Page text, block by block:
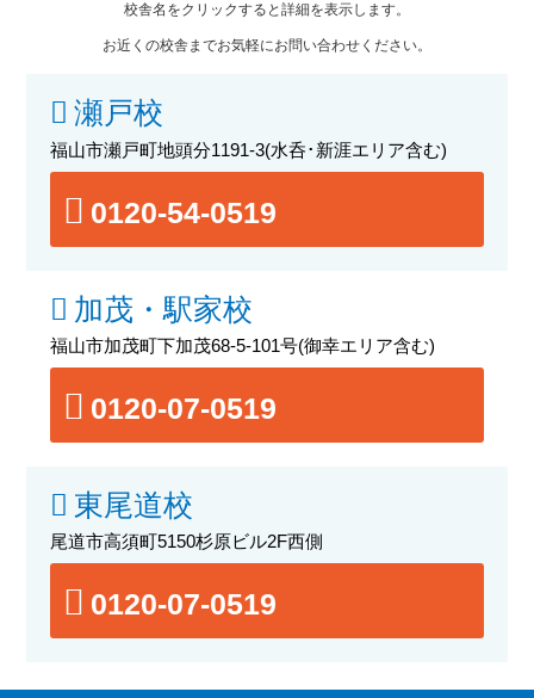
校舎名をクリックすると詳細を表示します。
お近くの校舎までお気軽にお問い合わせください。
瀬戸校
福山市瀬戸町地頭分1191-3(水呑･新涯エリア含む)
0120-54-0519
加茂・駅家校
福山市加茂町下加茂68-5-101号(御幸エリア含む)
0120-07-0519
東尾道校
尾道市高須町5150杉原ビル2F西側
0120-07-0519